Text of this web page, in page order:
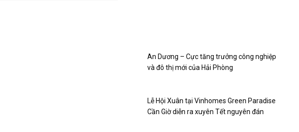
An Dương – Cực tăng trưởng công nghiệp
và đô thị mới của Hải Phòng
Lễ Hội Xuân tại Vinhomes Green Paradise
Cần Giờ diễn ra xuyên Tết nguyên đán